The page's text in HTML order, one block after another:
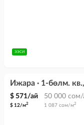
ЭЭСИ
Ижара · 1-бөлм.
$ 571/ай 50 000 сом/
$ 12/м2 1 087 сом/м2